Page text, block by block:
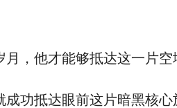
，他才能够抵达这一片空
功抵达眼前这片暗黑核心